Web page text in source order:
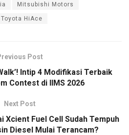
Mitsubishi Motors
Toyota HiAce
Post
Intip 4 Modifikasi Terbaik
Contest di IIMS 2026
Next Post
Xcient Fuel Cell Sudah Tempuh
Diesel Mulai Terancam?